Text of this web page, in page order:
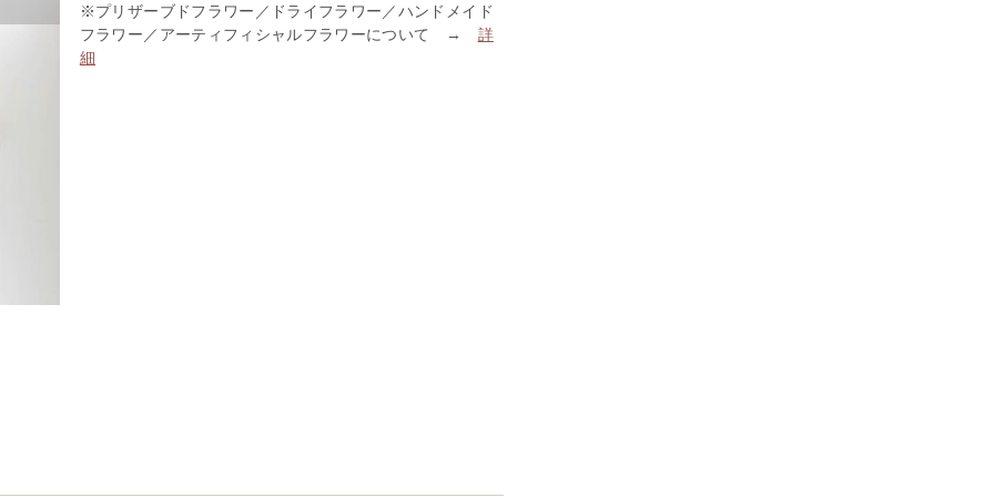
※プリザーブドフラワー／ドライフラワー／ハンドメイド
フラワー／アーティフィシャルフラワーについて → 詳
細